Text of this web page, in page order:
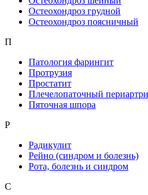
Остеохондроз грудной
Остеохондроз поясничный
П
Патология фарингит
Протрузия
Простатит
Плечелопаточный
Пяточная шпора
Р
Радикулит
Рейно (синдром и болезнь)
Рота, болезнь и синдром
С